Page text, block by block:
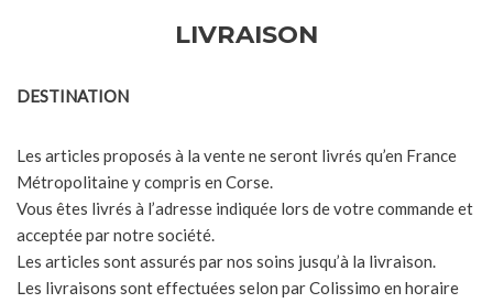
LIVRAISON
DESTINATION
Les articles proposés à la vente ne seront livrés qu’en France
Métropolitaine y compris en Corse.
Vous êtes livrés à l’adresse indiquée lors de votre commande et
acceptée par notre société.
Les articles sont assurés par nos soins jusqu’à la livraison.
Les livraisons sont effectuées selon par Colissimo en horaire